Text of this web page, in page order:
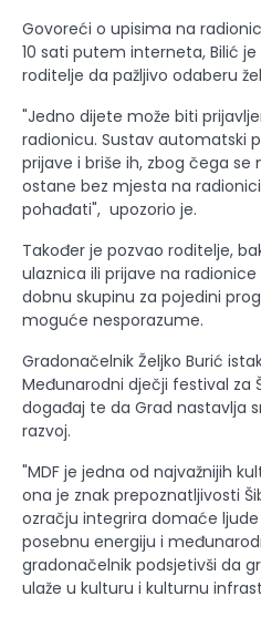
Govoreći o upisima na
10 sati putem interneta, Bilić
roditelje da pažljivo odaberu
"Jedno dijete može biti
radionicu. Sustav automatski
prijave i briše ih, zbog čega
ostane bez mjesta na
pohađati", upozorio je.
Također je pozvao roditelje,
ulaznica ili prijave na
dobnu skupinu za pojedini
moguće nesporazume.
Gradonačelnik Željko Burić
Međunarodni dječji festival za
događaj te da Grad nastavlja
razvoj.
"MDF je jedna od najvažnijih
ona je znak prepoznatljivosti
ozračju integrira domaće
posebnu energiju i
gradonačelnik podsjetivši da
ulaže u kulturu i kulturnu